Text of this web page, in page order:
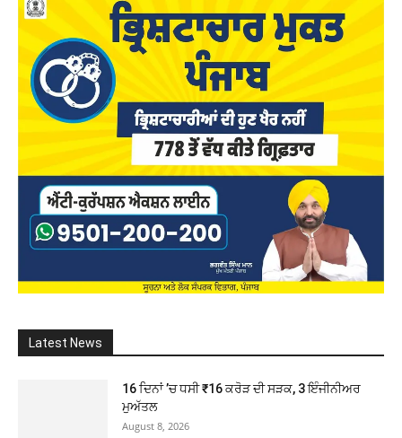
Latest News
16 ਦਿਨਾਂ ’ਚ ਧਸੀ ₹16 ਕਰੋੜ ਦੀ ਸੜਕ, 3 ਇੰਜੀਨੀਅਰ
ਮੁਅੱਤਲ
August 8, 2026